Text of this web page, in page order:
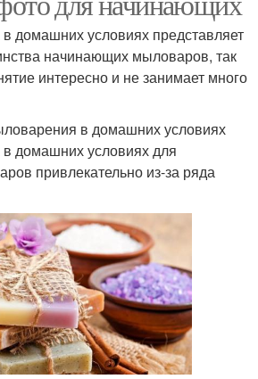
домашних условиях представляет
начинающих мыловаров, так
интересно и не занимает много
в домашних условиях
домашних условиях для
привлекательно из-за ряда